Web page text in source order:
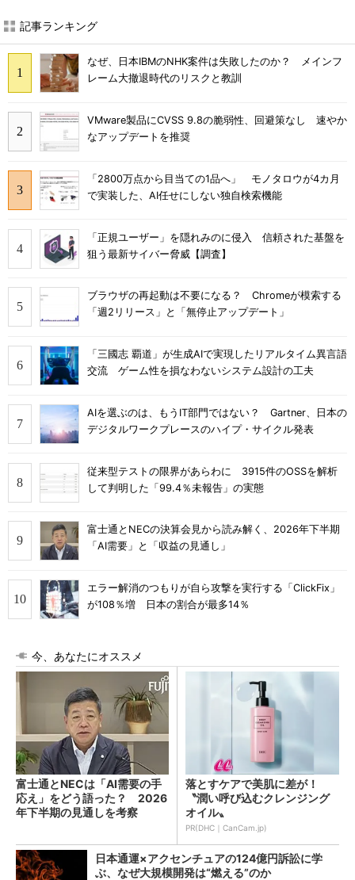
記事ランキング
なぜ、日本IBMのNHK案件は失敗したのか？ メインフ
レーム大撤退時代のリスクと教訓
VMware製品にCVSS 9.8の脆弱性、回避策なし 速やか
なアップデートを推奨
「2800万点から目当ての1品へ」 モノタロウが4カ月
で実装した、AI任せにしない独自検索機能
「正規ユーザー」を隠れみのに侵入 信頼された基盤を
狙う最新サイバー脅威【調査】
ブラウザの再起動は不要になる？ Chromeが模索する
「週2リリース」と「無停止アップデート」
「三國志 覇道」が生成AIで実現したリアルタイム異言語
交流 ゲーム性を損なわないシステム設計の工夫
AIを選ぶのは、もうIT部門ではない？ Gartner、日本の
デジタルワークプレースのハイプ・サイクル発表
従来型テストの限界があらわに 3915件のOSSを解析
して判明した「99.4％未報告」の実態
富士通とNECの決算会見から読み解く、2026年下半期
「AI需要」と「収益の見通し」
エラー解消のつもりが自ら攻撃を実行する「ClickFix」
が108％増 日本の割合が最多14％
今、あなたにオススメ
富士通とNECは「AI需要の手
応え」をどう語った？ 2026
年下半期の見通しを考察
落とすケアで美肌に差が！
〝潤い呼び込むクレンジング
オイル〟
PR(DHC｜CanCam.jp)
日本通運×アクセンチュアの124億円訴訟に学
ぶ、なぜ大規模開発は“燃える”のか